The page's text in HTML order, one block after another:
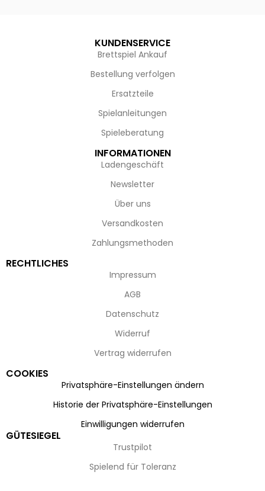
KUNDENSERVICE
Brettspiel Ankauf
Bestellung verfolgen
Ersatzteile
Spielanleitungen
Spieleberatung
INFORMATIONEN
Ladengeschäft
Newsletter
Über uns
Versandkosten
Zahlungsmethoden
RECHTLICHES
Impressum
AGB
Datenschutz
Widerruf
Vertrag widerrufen
COOKIES
Privatsphäre-Einstellungen ändern
Historie der Privatsphäre-Einstellungen
Einwilligungen widerrufen
GÜTESIEGEL
Trustpilot
Spielend für Toleranz